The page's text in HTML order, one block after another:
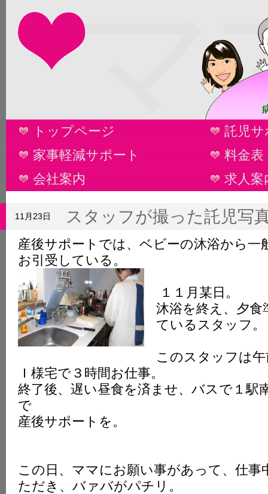
マ
トップページ
託児
家事軽減サポート
料金表
会社案内
求人案
スタッフが撮った託児写
11月23日
産後サポートでは、ベビーの沐浴から一
お引受している。
１１月某日。
沐浴を終え、夕
ているスタッフ。
このスタッフは
Ｉ様宅で３時間お仕事。
終了後、遅い昼食を済ませ、バスで１駅
で
産後サポートを。
この日、ママにお願い事があって、仕事
ただき、バァバがパチリ。